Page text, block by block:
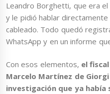
Leandro Borghetti, que era
y le pidió hablar
cableado. Todo quedó
WhatsApp y en un informe
Con esos elementos, el
Marcelo Martínez de
investigación que ya